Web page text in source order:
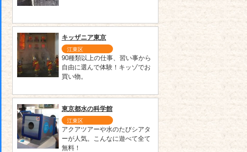
キッザニア東京
江東区
90種類以上の仕事、習い事から
自由に選んで体験！キッゾでお
買い物。
東京都水の科学館
江東区
アクアツアーや水のたびシアタ
ーが人気。こんなに遊べて全て
無料！